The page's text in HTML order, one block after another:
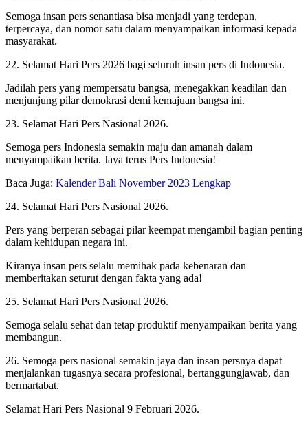
Semoga insan pers senantiasa bisa menjadi yang terdepan,
terpercaya, dan nomor satu dalam menyampaikan informasi kepada
masyarakat.
22. Selamat Hari Pers 2026 bagi seluruh insan pers di Indonesia.
Jadilah pers yang mempersatu bangsa, menegakkan keadilan dan
menjunjung pilar demokrasi demi kemajuan bangsa ini.
23. Selamat Hari Pers Nasional 2026.
Semoga pers Indonesia semakin maju dan amanah dalam
menyampaikan berita. Jaya terus Pers Indonesia!
Baca Juga: Kalender Bali November 2023 Lengkap
24. Selamat Hari Pers Nasional 2026.
Pers yang berperan sebagai pilar keempat mengambil bagian penting
dalam kehidupan negara ini.
Kiranya insan pers selalu memihak pada kebenaran dan
memberitakan seturut dengan fakta yang ada!
25. Selamat Hari Pers Nasional 2026.
Semoga selalu sehat dan tetap produktif menyampaikan berita yang
membangun.
26. Semoga pers nasional semakin jaya dan insan persnya dapat
menjalankan tugasnya secara profesional, bertanggungjawab, dan
bermartabat.
Selamat Hari Pers Nasional 9 Februari 2026.